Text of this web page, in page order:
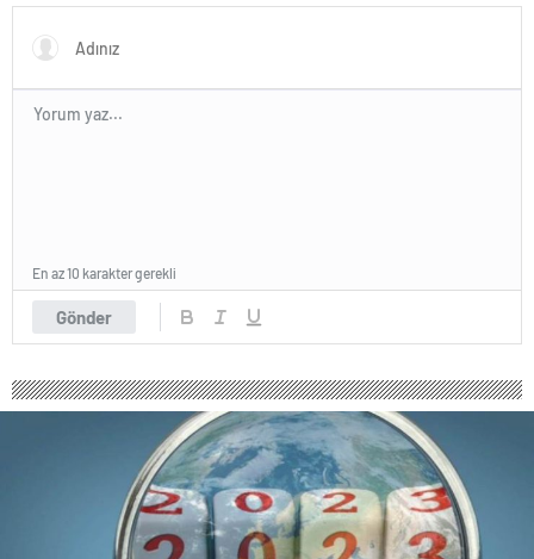
tutuklandı
Gönder
En az 10 karakter gerekli